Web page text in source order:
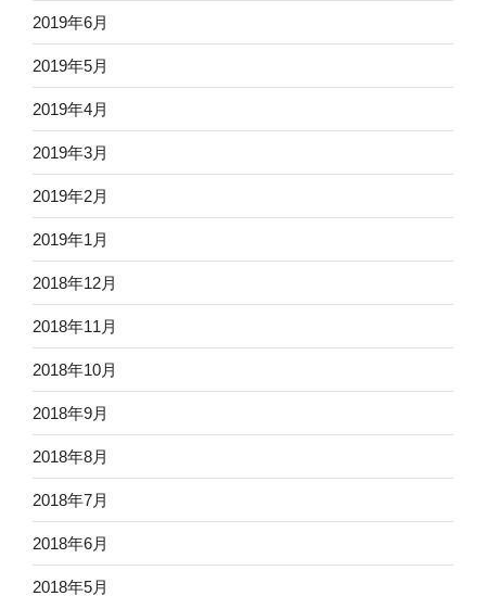
2019年6月
2019年5月
2019年4月
2019年3月
2019年2月
2019年1月
2018年12月
2018年11月
2018年10月
2018年9月
2018年8月
2018年7月
2018年6月
2018年5月